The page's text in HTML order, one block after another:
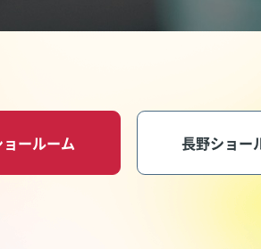
ールーム 長野ショー